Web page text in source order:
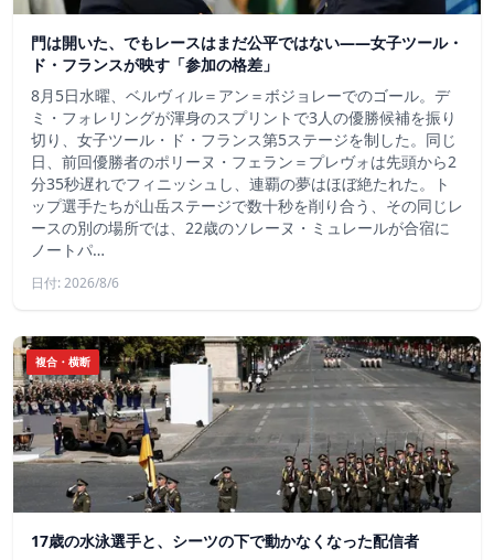
門は開いた、でもレースはまだ公平ではない――女子ツール・
ド・フランスが映す「参加の格差」
8月5日水曜、ベルヴィル＝アン＝ボジョレーでのゴール。デ
ミ・フォレリングが渾身のスプリントで3人の優勝候補を振り
切り、女子ツール・ド・フランス第5ステージを制した。同じ
日、前回優勝者のポリーヌ・フェラン＝プレヴォは先頭から2
分35秒遅れでフィニッシュし、連覇の夢はほぼ絶たれた。ト
ップ選手たちが山岳ステージで数十秒を削り合う、その同じレ
ースの別の場所では、22歳のソレーヌ・ミュレールが合宿に
ノートパ…
日付: 2026/8/6
複合・横断
17歳の水泳選手と、シーツの下で動かなくなった配信者